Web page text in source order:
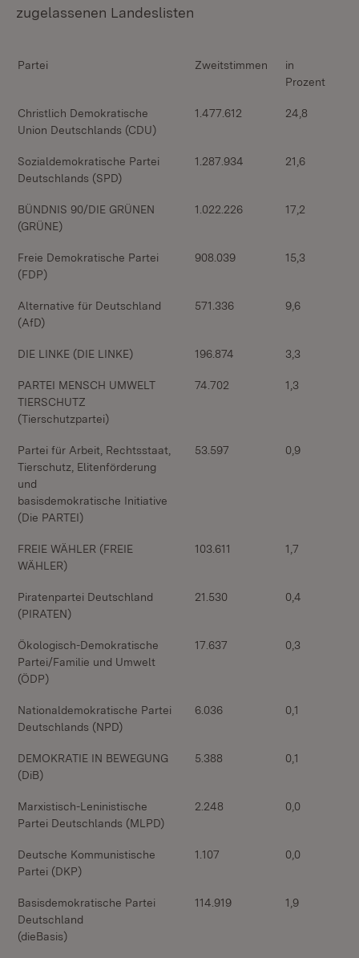
zugelassenen Landeslisten
Partei Zweitstimmen
in
Prozent
Christlich Demokratische
Union Deutschlands (CDU)
1.477.612 24,8
Sozialdemokratische Partei
Deutschlands (SPD)
1.287.934 21,6
BÜNDNIS 90/DIE GRÜNEN
(GRÜNE)
1.022.226 17,2
Freie Demokratische Partei
(FDP)
908.039 15,3
Alternative für Deutschland
(AfD)
571.336 9,6
DIE LINKE (DIE LINKE) 196.874 3,3
PARTEI MENSCH UMWELT
TIERSCHUTZ
(Tierschutzpartei)
74.702 1,3
Partei für Arbeit, Rechtsstaat,
Tierschutz, Elitenförderung
und
basisdemokratische Initiative
(Die PARTEI)
53.597 0,9
FREIE WÄHLER (FREIE
WÄHLER)
103.611 1,7
Piratenpartei Deutschland
(PIRATEN)
21.530 0,4
Ökologisch-Demokratische
Partei/Familie und Umwelt
(ÖDP)
17.637 0,3
Nationaldemokratische Partei
Deutschlands (NPD)
6.036 0,1
DEMOKRATIE IN BEWEGUNG
(DiB)
5.388 0,1
Marxistisch-Leninistische
Partei Deutschlands (MLPD)
2.248 0,0
Deutsche Kommunistische
Partei (DKP)
1.107 0,0
Basisdemokratische Partei
Deutschland
(dieBasis)
114.919 1,9